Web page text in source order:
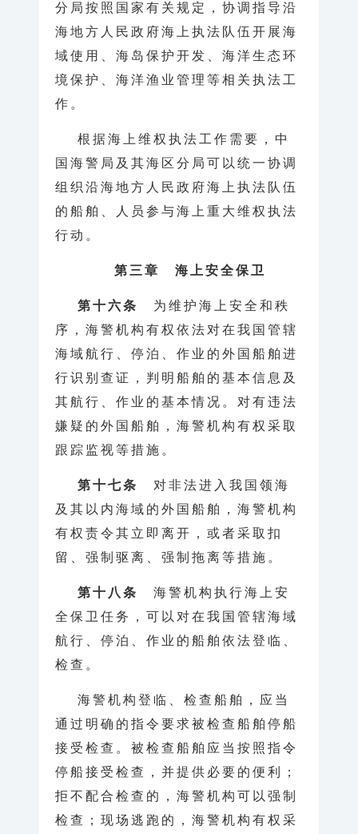
分局按照国家有关规定，协调指导沿
海地方人民政府海上执法队伍开展海
域使用、海岛保护开发、海洋生态环
境保护、海洋渔业管理等相关执法工
作。
根据海上维权执法工作需要，中
国海警局及其海区分局可以统一协调
组织沿海地方人民政府海上执法队伍
的船舶、人员参与海上重大维权执法
行动。
第三章 海上安全保卫
第十六条
为维护海上安全和秩
序，海警机构有权依法对在我国管辖
海域航行、停泊、作业的外国船舶进
行识别查证，判明船舶的基本信息及
其航行、作业的基本情况。对有违法
嫌疑的外国船舶，海警机构有权采取
跟踪监视等措施。
第十七条 对非法进入我国领海
及其以内海域的外国船舶，海警机构
有权责令其立即离开，或者采取扣
留、强制驱离、强制拖离等措施。
第十八条
海警机构执行海上安
全保卫任务，可以对在我国管辖海域
航行、停泊、作业的船舶依法登临、
检查。
海警机构登临、检查船舶，应当
通过明确的指令要求被检查船舶停船
接受检查。被检查船舶应当按照指令
停船接受检查，并提供必要的便利；
拒不配合检查的，海警机构可以强制
检查；现场逃跑的，海警机构有权采